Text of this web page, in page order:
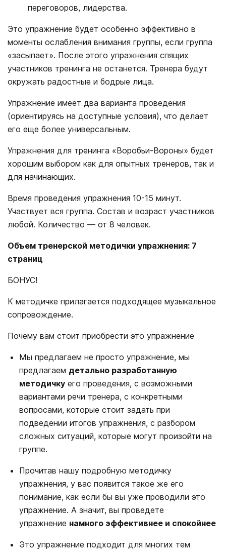
переговоров, лидерства.
Это упражнение будет особенно эффективно в
моменты ослабления внимания группы, если группа
«засыпает». После этого упражнения спящих
участников тренинга не останется. Тренера будут
окружать радостные и бодрые лица.
Упражнение имеет два варианта проведения
(ориентируясь на доступные условия), что делает
его еще более универсальным.
Упражнения для тренинга «Воробьи-Вороны» будет
хорошим выбором как для опытных тренеров, так и
для начинающих.
Время проведения упражнения 10-15 минут.
Участвует вся группа. Состав и возраст участников
любой. Количество — от 8 человек.
Объем тренерской методички упражнения: 7
страниц
БОНУС!
К методичке прилагается подходящее музыкальное
сопровождение.
Почему вам стоит приобрести это упражнение
Мы предлагаем не просто упражнение, мы
предлагаем детально разработанную
методичку его проведения, с возможными
вариантами речи тренера, с конкретными
вопросами, которые стоит задать при
подведении итогов упражнения, с разбором
сложных ситуаций, которые могут произойти на
группе.
Прочитав нашу подробную методичку
упражнения, у вас появится такое же его
понимание, как если бы вы уже проводили это
упражнение. А значит, вы проведете
упражнение намного эффективнее и спокойнее
Это упражнение подходит для многих тем